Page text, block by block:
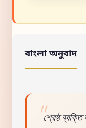
বাংলা অনুবাদ
শ্রেষ্ঠ